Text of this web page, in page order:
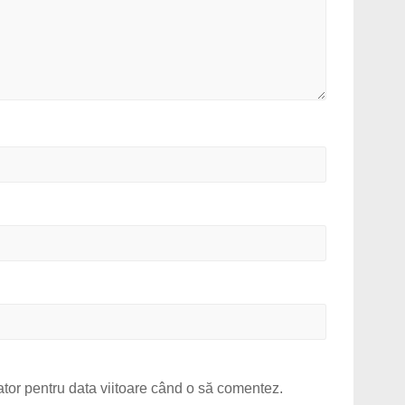
pentru data viitoare când o să comentez.